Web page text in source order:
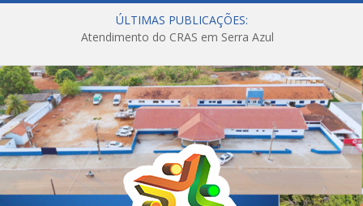
ÚLTIMAS PUBLICAÇÕES:
Atendimento do CRAS em Serra Azul